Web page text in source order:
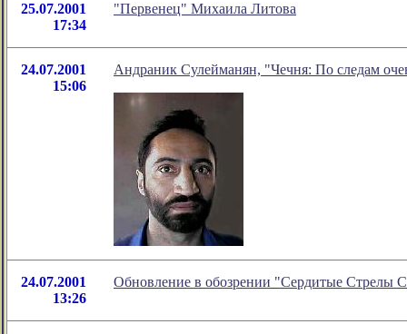
25.07.2001
17:34
"Первенец" Михаила Литова
24.07.2001
15:06
Андраник Сулейманян, "Чечня: По следам
24.07.2001
13:26
Обновление в обозрении "Сердитые Стрелы